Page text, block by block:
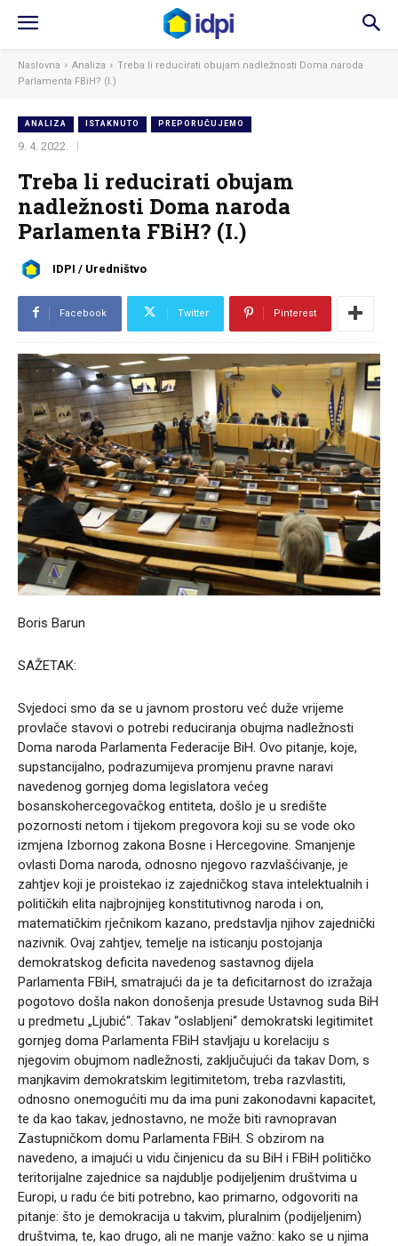
Naslovna Analiza
Treba li reducirati obujam nadležnosti Doma naroda
Parlamenta FBiH? (I.)
ANALIZA ISTAKNUTO PREPORUČUJEMO
9. 4. 2022.
Treba li reducirati obujam
nadležnosti Doma naroda
Parlamenta FBiH? (I.)
IDPI / Uredništvo
Facebook Twitter Pinterest
Boris Barun
SAŽETAK:
Svjedoci smo da se u javnom prostoru već duže vrijeme
provlače stavovi o potrebi reduciranja obujma nadležnosti
Doma naroda Parlamenta Federacije BiH. Ovo pitanje, koje,
supstancijalno, podrazumijeva promjenu pravne naravi
navedenog gornjeg doma legislatora većeg
bosanskohercegovačkog entiteta, došlo je u središte
pozornosti netom i tijekom pregovora koji su se vode oko
izmjena Izbornog zakona Bosne i Hercegovine. Smanjenje
ovlasti Doma naroda, odnosno njegovo razvlašćivanje, je
zahtjev koji je proistekao iz zajedničkog stava intelektualnih i
političkih elita najbrojnijeg konstitutivnog naroda i on,
matematičkim rječnikom kazano, predstavlja njihov zajednički
nazivnik. Ovaj zahtjev, temelje na isticanju postojanja
demokratskog deficita navedenog sastavnog dijela
Parlamenta FBiH, smatrajući da je ta deficitarnost do izražaja
pogotovo došla nakon donošenja presude Ustavnog suda BiH
u predmetu „Ljubić“. Takav “oslabljeni“ demokratski legitimitet
gornjeg doma Parlamenta FBiH stavljaju u korelaciju s
njegovim obujmom nadležnosti, zaključujući da takav Dom, s
manjkavim demokratskim legitimitetom, treba razvlastiti,
odnosno onemogućiti mu da ima puni zakonodavni kapacitet,
te da kao takav, jednostavno, ne može biti ravnopravan
Zastupničkom domu Parlamenta FBiH. S obzirom na
navedeno, a imajući u vidu činjenicu da su BiH i FBiH političko
teritorijalne zajednice sa najdublje podijeljenim društvima u
Europi, u radu će biti potrebno, kao primarno, odgovoriti na
pitanje: što je demokracija u takvim, pluralnim (podijeljenim)
društvima, te, kao drugo, ali ne manje važno: kako se u njima